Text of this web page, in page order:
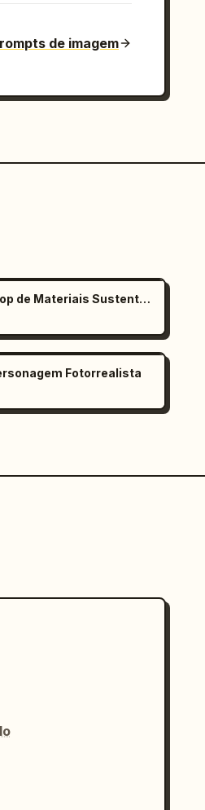
de imagem
Hero do Site para Workshop de Materiais Sustentáveis
Fotorrealista